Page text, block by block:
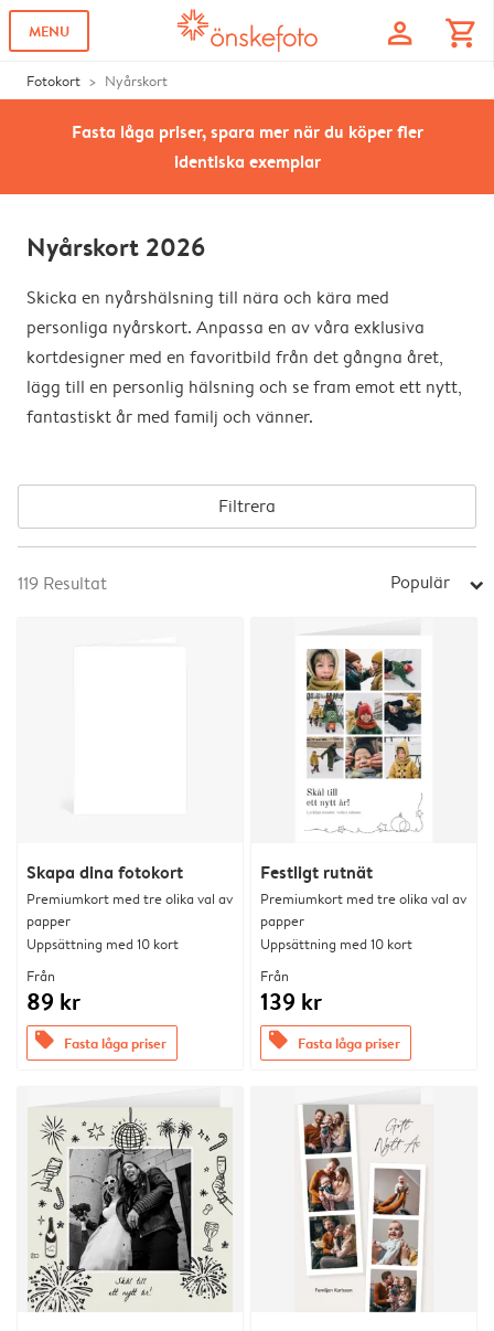
MENU profile shopping_cart
Fotokort Nyårskort
Fasta låga priser, spara mer när du köper fler
identiska exemplar
Nyårskort 2026
Skicka en nyårshälsning till nära och kära med
personliga nyårskort. Anpassa en av våra exklusiva
kortdesigner med en favoritbild från det gångna året,
lägg till en personlig hälsning och se fram emot ett nytt,
fantastiskt år med familj och vänner.
Filtrera
119 Resultat Populär arrow_right
Skapa dina fotokort
Premiumkort med tre olika val av
papper
Uppsättning med 10 kort
Från
89 kr
offers Fasta låga priser
Festligt rutnät
Premiumkort med tre olika val av
papper
Uppsättning med 10 kort
Från
139 kr
offers Fasta låga priser